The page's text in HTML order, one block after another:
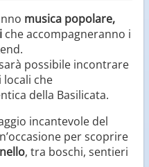
musica popolare,
che accompagneranno i
possibile incontrare
che
della Basilicata.
incantevole del
per scoprire
, tra boschi, sentieri